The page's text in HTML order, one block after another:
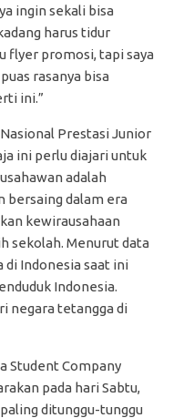
ingin sekali bisa
harus tidur
flyer promosi, tapi saya
rasanya bisa
ini.”
Prestasi Junior
ini perlu diajari untuk
adalah
bersaing dalam era
kewirausahaan
sekolah. Menurut data
di Indonesia saat ini
Indonesia.
negara tetangga di
Student Company
pada hari Sabtu,
ditunggu-tunggu